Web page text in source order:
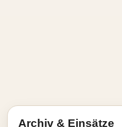
Archiv & Einsätze